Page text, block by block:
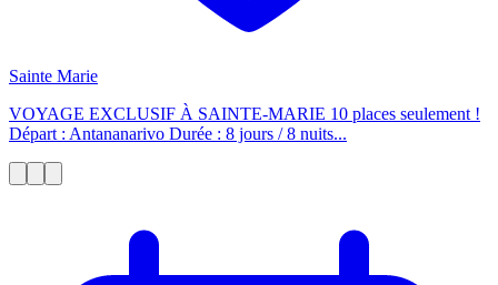
Sainte Marie
VOYAGE EXCLUSIF À SAINTE-MARIE 10 places seulement !
Départ : Antananarivo Durée : 8 jours / 8 nuits...